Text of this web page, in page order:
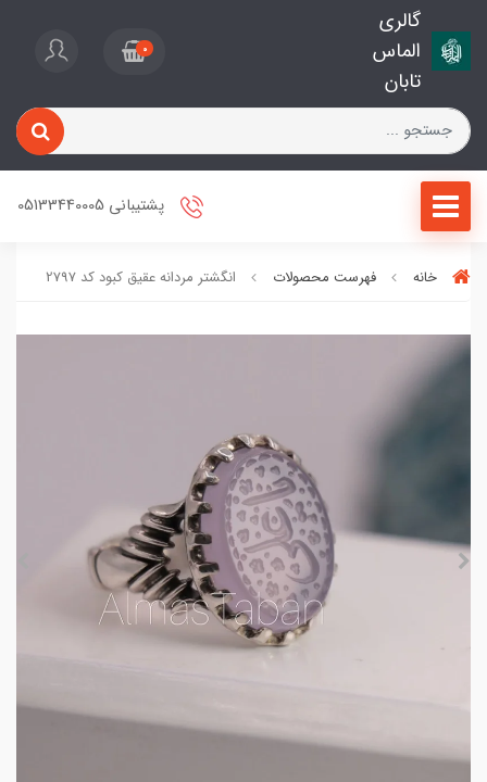
گالری
الماس
تابان
0
پشتیبانی 05133440005
خانه فهرست محصولات انگشتر مردانه عقیق کبود کد 2797